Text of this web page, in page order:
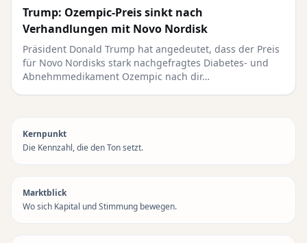
Trump: Ozempic-Preis sinkt nach
Verhandlungen mit Novo Nordisk
Präsident Donald Trump hat angedeutet, dass der Preis
für Novo Nordisks stark nachgefragtes Diabetes- und
Abnehmmedikament Ozempic nach dir…
Kernpunkt
Die Kennzahl, die den Ton setzt.
Marktblick
Wo sich Kapital und Stimmung bewegen.